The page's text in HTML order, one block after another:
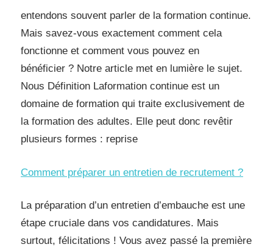
entendons souvent parler de la formation continue.
Mais savez-vous exactement comment cela
fonctionne et comment vous pouvez en
bénéficier ? Notre article met en lumière le sujet.
Nous Définition Laformation continue est un
domaine de formation qui traite exclusivement de
la formation des adultes. Elle peut donc revêtir
plusieurs formes : reprise
Comment préparer un entretien de recrutement ?
La préparation d’un entretien d’embauche est une
étape cruciale dans vos candidatures. Mais
surtout, félicitations ! Vous avez passé la première